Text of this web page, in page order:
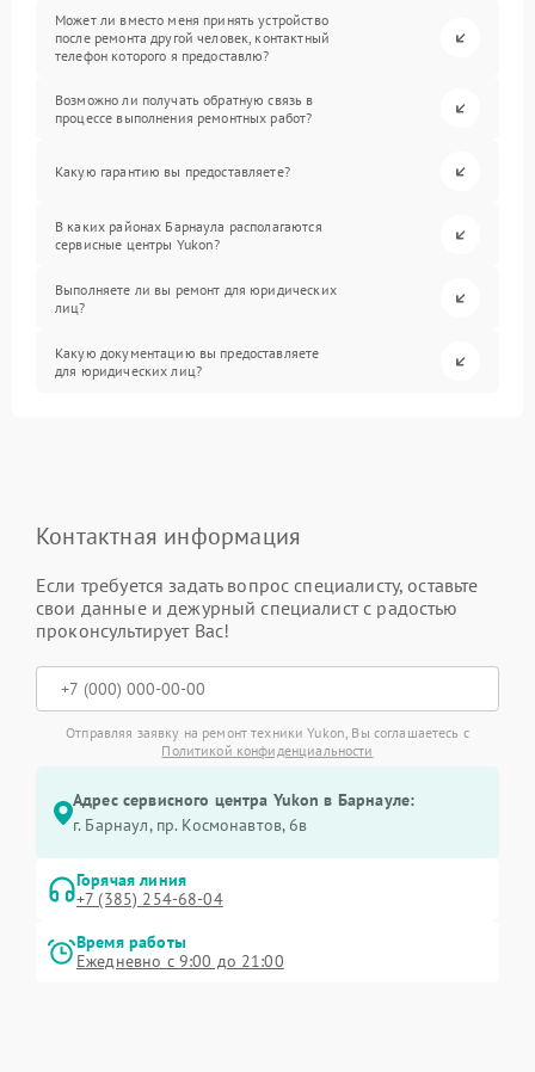
Может ли вместо меня принять устройство
после ремонта другой человек, контактный
телефон которого я предоставлю?
Возможно ли получать обратную связь в
процессе выполнения ремонтных работ?
Какую гарантию вы предоставляете?
В каких районах Барнаула располагаются
сервисные центры Yukon?
Выполняете ли вы ремонт для юридических
лиц?
Какую документацию вы предоставляете
для юридических лиц?
Контактная информация
Если требуется задать вопрос специалисту, оставьте
свои данные и дежурный специалист с радостью
проконсультирует Вас!
Отправляя заявку на ремонт техники Yukon, Вы соглашаетесь с
Политикой конфиденциальности
Адрес сервисного центра Yukon в Барнауле:
г. Барнаул, ​пр. Космонавтов, 6в
Горячая линия
+7 (385) 254-68-04
Время работы
Ежедневно с 9:00 до 21:00